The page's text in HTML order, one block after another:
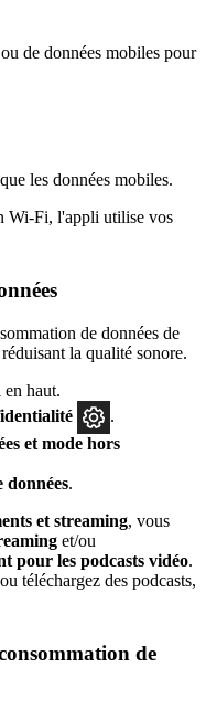
de données mobiles pour
les données mobiles.
Wi-Fi, l'appli utilise vos
de données de
la qualité sonore.
haut.
.
et mode hors
données.
et streaming, vous
et/ou
pour les podcasts vidéo.
téléchargez des podcasts,
de